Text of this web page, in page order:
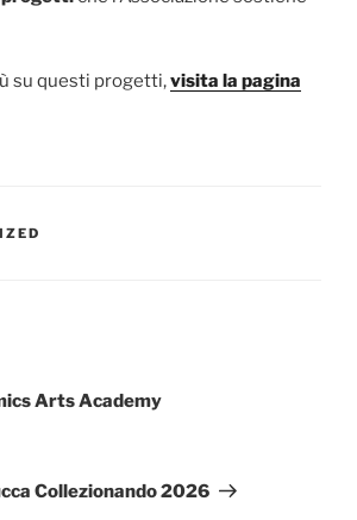
su questi progetti,visita la pagina
Arts Academy
Collezionando 2026